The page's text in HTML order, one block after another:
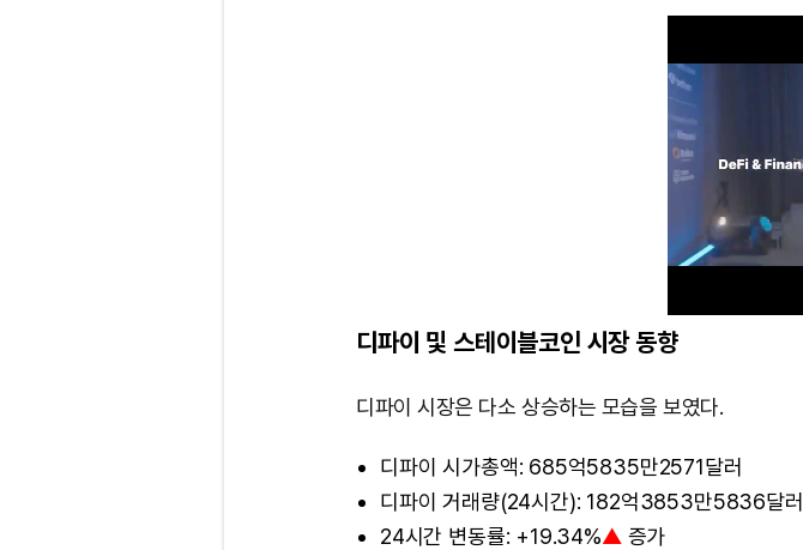
디파이 및 스테이블코인 시장 동향
디파이 시장은 다소 상승하는 모습을 보였다.
디파이 시가총액: 685억5835만2571달러
디파이 거래량(24시간): 182억3853만5836달러
24시간 변동률: +19.34%▲ 증가